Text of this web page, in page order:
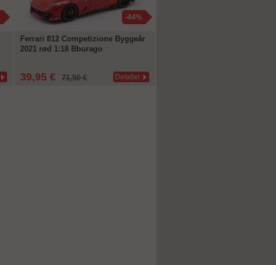
-44%
Ferrari 812 Competizione Byggeår
2021 rød 1:18 Bburago
39,95 € 71,50 € Detaljer